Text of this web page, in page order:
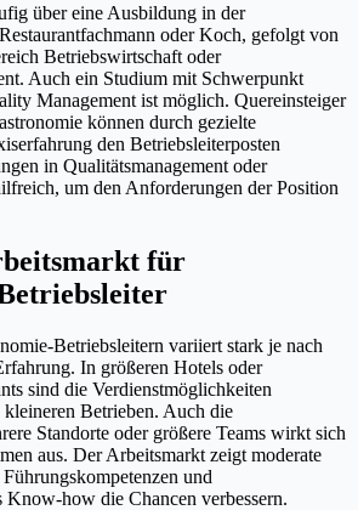
über eine Ausbildung in der
oder Koch, gefolgt von
Betriebswirtschaft oder
Auch ein Studium mit Schwerpunkt
Management ist möglich. Quereinsteiger
können durch gezielte
den Betriebsleiterposten
in Qualitätsmanagement oder
um den Anforderungen der Position
für
Betriebsleitern variiert stark je nach
In größeren Hotels oder
sind die Verdienstmöglichkeiten
Betrieben. Auch die
Standorte oder größere Teams wirkt sich
aus. Der Arbeitsmarkt zeigt moderate
und
Know-how die Chancen verbessern.